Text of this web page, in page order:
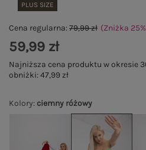
PLUS SIZE
Kolory: ciemny różowy
Cena regularna:79,99 zł (Zniżka 25%
59,99 zł
Najniższa cena produktu w okresie
obniżki:47,99 zł